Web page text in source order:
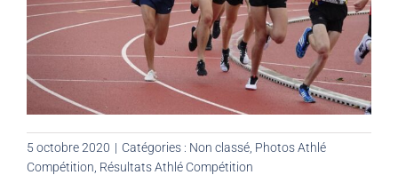
5 octobre 2020 | Catégories : Non classé Photos Athlé
Compétition Résultats Athlé Compétition